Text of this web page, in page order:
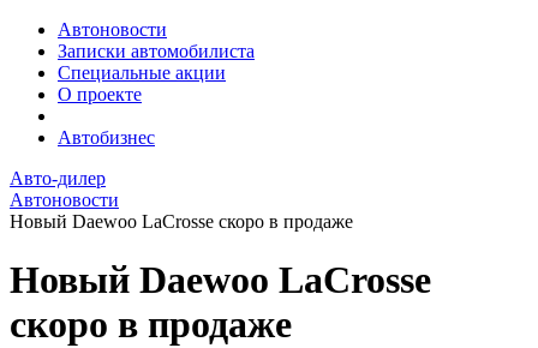
Автоновости
Записки автомобилиста
Специальные акции
О проекте
Автобизнес
Авто-дилер
Автоновости
Новый Daewoo LaCrosse скоро в продаже
Новый Daewoo LaCrosse
скоро в продаже